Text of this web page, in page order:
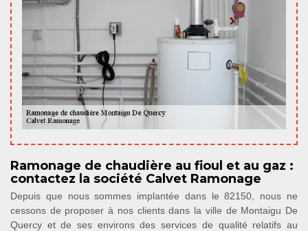
Ramonage de chaudière au fioul et au gaz :
contactez la société Calvet Ramonage
Depuis que nous sommes implantée dans le 82150, nous ne
cessons de proposer à nos clients dans la ville de Montaigu De
Quercy et de ses environs des services de qualité relatifs au